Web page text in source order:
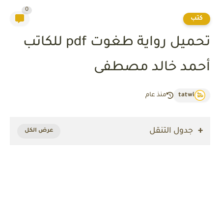
كتب
0
تحميل رواية طغوت pdf للكاتب
أحمد خالد مصطفى
tatwi منذ عام
جدول التنقل